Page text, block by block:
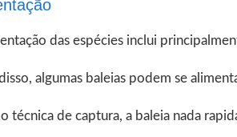
das espécies inclui
algumas baleias podem se
técnica de captura, a baleia nada